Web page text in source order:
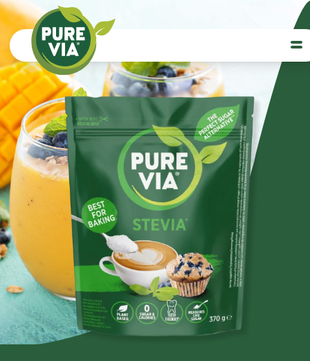
Logo Pure Via